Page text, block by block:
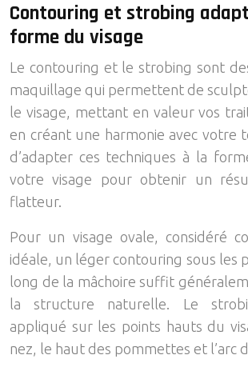
Contouring et strobing
forme du visage
Le contouring et le strobing sont
maquillage qui permettent de
le visage, mettant en valeur vos
en créant une harmonie avec votre
d’adapter ces techniques à la
votre visage pour obtenir un
flatteur.
Pour un visage ovale, considéré
idéale, un léger contouring sous les
long de la mâchoire suffit
la structure naturelle. Le
appliqué sur les points hauts du
nez, le haut des pommettes et l’arc